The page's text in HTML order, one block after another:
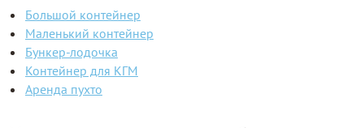
Большой контейнер
Маленький контейнер
Бункер-лодочка
Контейнер для КГМ
Аренда пухто